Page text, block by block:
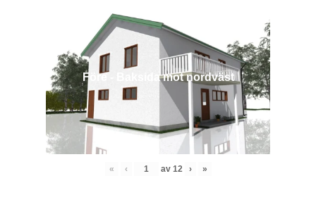
Före - Baksida mot nordväst
« ‹ av 12 › »